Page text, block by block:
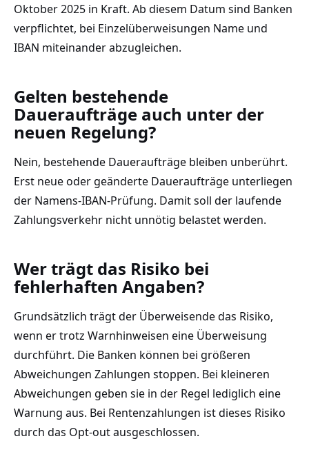
Oktober 2025 in Kraft. Ab diesem Datum sind Banken
verpflichtet, bei Einzelüberweisungen Name und
IBAN miteinander abzugleichen.
Gelten bestehende
Daueraufträge auch unter der
neuen Regelung?
Nein, bestehende Daueraufträge bleiben unberührt.
Erst neue oder geänderte Daueraufträge unterliegen
der Namens-IBAN-Prüfung. Damit soll der laufende
Zahlungsverkehr nicht unnötig belastet werden.
Wer trägt das Risiko bei
fehlerhaften Angaben?
Grundsätzlich trägt der Überweisende das Risiko,
wenn er trotz Warnhinweisen eine Überweisung
durchführt. Die Banken können bei größeren
Abweichungen Zahlungen stoppen. Bei kleineren
Abweichungen geben sie in der Regel lediglich eine
Warnung aus. Bei Rentenzahlungen ist dieses Risiko
durch das Opt-out ausgeschlossen.